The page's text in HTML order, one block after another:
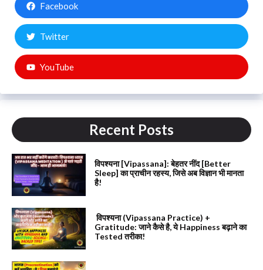
Facebook
Twitter
YouTube
Recent Posts
विपश्यना [Vipassana]: बेहतर नींद [Better
Sleep] का प्राचीन रहस्य, जिसे अब विज्ञान भी मानता
है!
विपश्यना (Vipassana Practice) +
Gratitude: जाने कैसे है, ये Happiness बढ़ाने का
Tested तरीका!